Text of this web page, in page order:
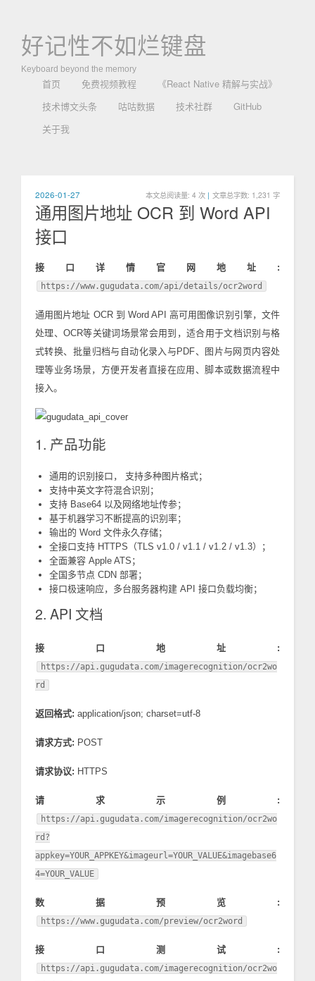
好记性不如烂键盘
Keyboard beyond the memory
首页 免费视频教程
《React Native 精解与实战》
技术博文头条
咕咕数据 技术社群
GitHub
关于我
2026-01-27 本文总阅读量: 4 次 | 文章总字数: 1,231 字
通用图片地址 OCR 到 Word API
接口
接口详情官网地址:
https://www.gugudata.com/api/details/ocr2word
通用图片地址 OCR 到 Word API 高可用图像识别引擎，文件
处理、OCR等关键词场景常会用到，适合用于文档识别与格
式转换、批量归档与自动化录入与PDF、图片与网页内容处
理等业务场景，方便开发者直接在应用、脚本或数据流程中
接入。
1. 产品功能
通用的识别接口， 支持多种图片格式；
支持中英文字符混合识别；
支持 Base64 以及网络地址传参；
基于机器学习不断提高的识别率；
输出的 Word 文件永久存储；
全接口支持 HTTPS（TLS v1.0 / v1.1 / v1.2 / v1.3）；
全面兼容 Apple ATS；
全国多节点 CDN 部署；
接口极速响应，多台服务器构建 API 接口负载均衡；
2. API 文档
接口地址:
https://api.gugudata.com/imagerecognition/ocr2wo
rd
返回格式: application/json; charset=utf-8
请求方式: POST
请求协议: HTTPS
请求示例:
https://api.gugudata.com/imagerecognition/ocr2wo
rd?
appkey=YOUR_APPKEY&imageurl=YOUR_VALUE&imagebase6
4=YOUR_VALUE
数据预览:
https://www.gugudata.com/preview/ocr2word
接口测试:
https://api.gugudata.com/imagerecognition/ocr2wo